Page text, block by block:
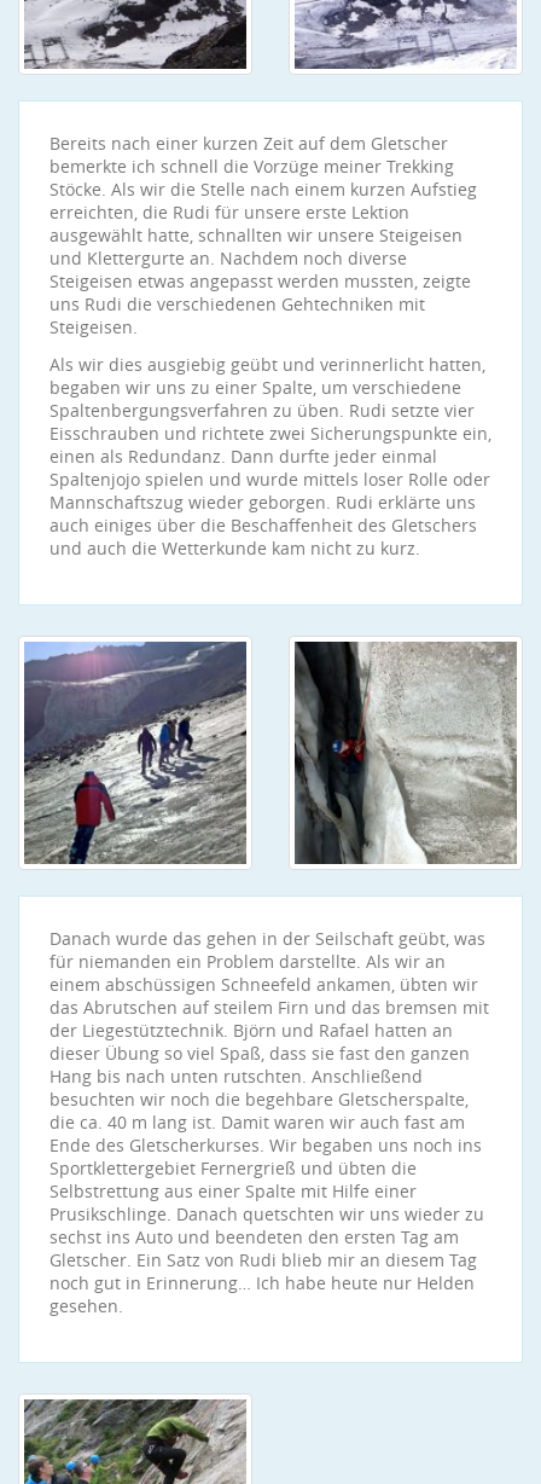
Bereits nach einer kurzen Zeit auf dem Gletscher
bemerkte ich schnell die Vorzüge meiner Trekking
Stöcke. Als wir die Stelle nach einem kurzen Aufstieg
erreichten, die Rudi für unsere erste Lektion
ausgewählt hatte, schnallten wir unsere Steigeisen
und Klettergurte an. Nachdem noch diverse
Steigeisen etwas angepasst werden mussten, zeigte
uns Rudi die verschiedenen Gehtechniken mit
Steigeisen.
Als wir dies ausgiebig geübt und verinnerlicht hatten,
begaben wir uns zu einer Spalte, um verschiedene
Spaltenbergungsverfahren zu üben. Rudi setzte vier
Eisschrauben und richtete zwei Sicherungspunkte ein,
einen als Redundanz. Dann durfte jeder einmal
Spaltenjojo spielen und wurde mittels loser Rolle oder
Mannschaftszug wieder geborgen. Rudi erklärte uns
auch einiges über die Beschaffenheit des Gletschers
und auch die Wetterkunde kam nicht zu kurz.
Danach wurde das gehen in der Seilschaft geübt, was
für niemanden ein Problem darstellte. Als wir an
einem abschüssigen Schneefeld ankamen, übten wir
das Abrutschen auf steilem Firn und das bremsen mit
der Liegestütztechnik. Björn und Rafael hatten an
dieser Übung so viel Spaß, dass sie fast den ganzen
Hang bis nach unten rutschten. Anschließend
besuchten wir noch die begehbare Gletscherspalte,
die ca. 40 m lang ist. Damit waren wir auch fast am
Ende des Gletscherkurses. Wir begaben uns noch ins
Sportklettergebiet Fernergrieß und übten die
Selbstrettung aus einer Spalte mit Hilfe einer
Prusikschlinge. Danach quetschten wir uns wieder zu
sechst ins Auto und beendeten den ersten Tag am
Gletscher. Ein Satz von Rudi blieb mir an diesem Tag
noch gut in Erinnerung… Ich habe heute nur Helden
gesehen.